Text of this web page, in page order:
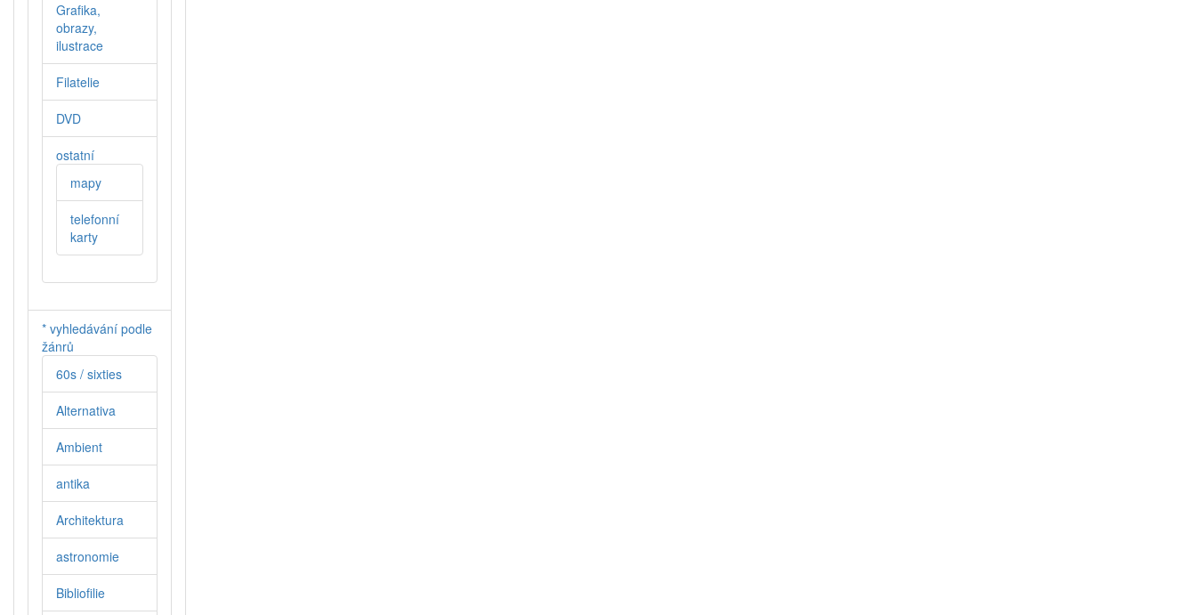
Grafika,
obrazy,
ilustrace
Filatelie
DVD
ostatní
mapy
telefonní
karty
* vyhledávání podle
žánrů
60s / sixties
Alternativa
Ambient
antika
Architektura
astronomie
Bibliofilie